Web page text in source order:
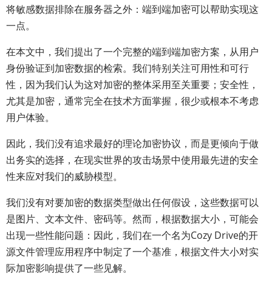
将敏感数据排除在服务器之外：端到端加密可以帮助实现这
一点。
在本文中，我们提出了一个完整的端到端加密方案，从用户
身份验证到加密数据的检索。我们特别关注可用性和可行
性，因为我们认为这对加密的整体采用至关重要；安全性，
尤其是加密，通常完全在技术方面掌握，很少或根本不考虑
用户体验。
因此，我们没有追求最好的理论加密协议，而是更倾向于做
出务实的选择，在现实世界的攻击场景中使用最先进的安全
性来应对我们的威胁模型。
我们没有对要加密的数据类型做出任何假设，这些数据可以
是图片、文本文件、密码等。然而，根据数据大小，可能会
出现一些性能问题：因此，我们在一个名为Cozy Drive的开
源文件管理应用程序中制定了一个基准，根据文件大小对实
际加密影响提供了一些见解。